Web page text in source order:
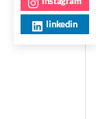
linkedin